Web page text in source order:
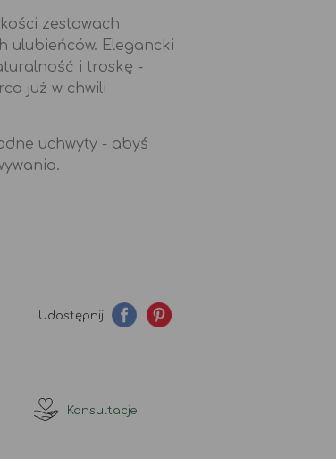
zestawach
ulubieńców. Elegancki
i troskę -
już w chwili
uchwyty - abyś
Udostępnij
Konsultacje